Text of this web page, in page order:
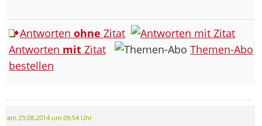
Antworten ohne Zitat
Antworten mit Zitat
Themen-Abo
bestellen
am 23.08.2014 um 09:54 Uhr